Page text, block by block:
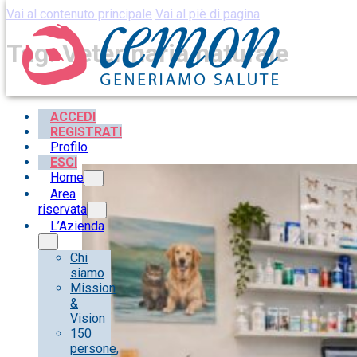
Vai al contenuto principale Vai al piè di pagina
ACCEDI
REGISTRATI
Profilo
ESCI
Home
Area
riservata
L’Azienda
Chi
siamo
Mission
&
Vision
150
persone,
Tag:Veterinaria naturale